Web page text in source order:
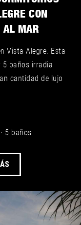
CON
AL MAR
Vista Alegre. Esta
baños irradia
cantidad de lujo
5 baños